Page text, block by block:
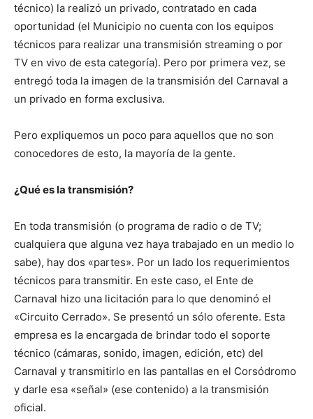
técnico) la realizó un privado, contratado en cada
oportunidad (el Municipio no cuenta con los equipos
técnicos para realizar una transmisión streaming o por
TV en vivo de esta categoría). Pero por primera vez, se
entregó toda la imagen de la transmisión del Carnaval a
un privado en forma exclusiva.
Pero expliquemos un poco para aquellos que no son
conocedores de esto, la mayoría de la gente.
¿Qué es la transmisión?
En toda transmisión (o programa de radio o de TV;
cualquiera que alguna vez haya trabajado en un medio lo
sabe), hay dos «partes». Por un lado los requerimientos
técnicos para transmitir. En este caso, el Ente de
Carnaval hizo una licitación para lo que denominó el
«Circuito Cerrado». Se presentó un sólo oferente. Esta
empresa es la encargada de brindar todo el soporte
técnico (cámaras, sonido, imagen, edición, etc) del
Carnaval y transmitirlo en las pantallas en el Corsódromo
y darle esa «señal» (ese contenido) a la transmisión
oficial.